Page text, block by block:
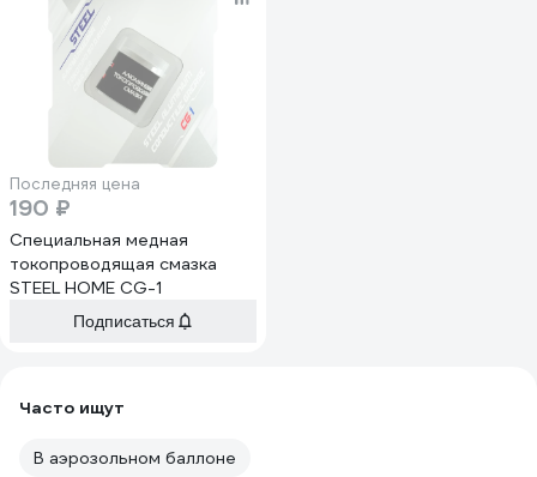
Последняя цена
190 ₽
Специальная медная
токопроводящая смазка
STEEL HOME CG-1
Подписаться
Часто ищут
В аэрозольном баллоне